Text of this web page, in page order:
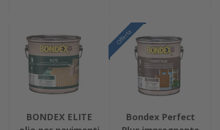
BONDEX ELITE
Offerta
Offerta
Bondex Perfect